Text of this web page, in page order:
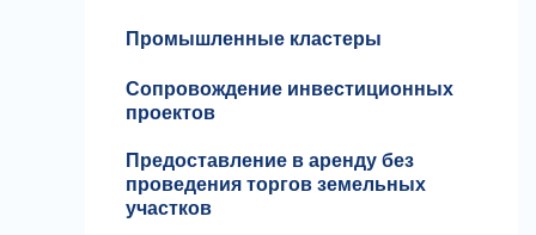
Промышленные кластеры
Сопровождение инвестиционных
проектов
Предоставление в аренду без
проведения торгов земельных
участков